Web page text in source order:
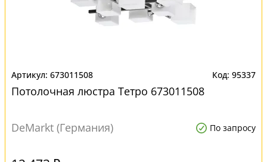
673011508 95337
Потолочная люстра Тетро 673011508
DeMarkt (Германия) По запросу